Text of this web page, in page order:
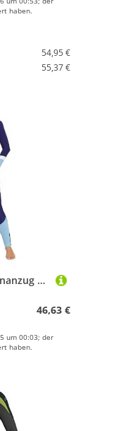
haben.
54,95 €
55,37 €
taucheranzug Neoprenanzug Damen Einteiler Bademode Langarm Badeanzug Ganzkörperschwimmanzug for Schnorcheln Surfen Kleidung Rashguard(Blue,XXL)
46,63 €
um 00:03; der
haben.